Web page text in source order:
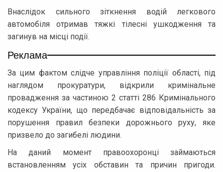
Внаслідок сильного зіткнення водій легкового
автомобіля отримав тяжкі тілесні ушкодження та
загинув на місці події.
Реклама
За цим фактом слідче управління поліції області, під
наглядом прокуратури, відкрили кримінальне
провадження за частиною 2 статті 286 Кримінального
кодексу України, що передбачає відповідальність за
порушення правил безпеки дорожнього руху, яке
призвело до загибелі людини.
На даний момент правоохоронці займаються
встановленням усіх обставин та причин пригоди.